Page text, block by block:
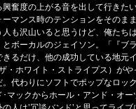
興奮度の上がる音を出して行きた
ーマンス時のテンションをそのま
人も沢山いると思うけど、俺たち
とボーカルのジェイソン。「『ブ
きるだけ、他の成功している地元
・ホワイト・ストライプス）が
代わりにソフトでポップなロッ
･マックからホール・アンド・オ